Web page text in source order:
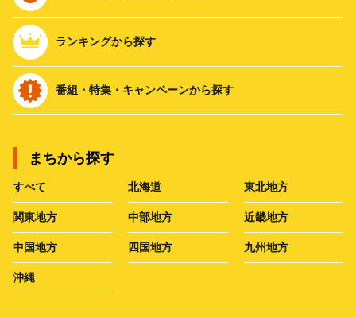
ランキングから探す
番組・特集・キャンペーンから探す
まちから探す
すべて 北海道 東北地方
関東地方 中部地方 近畿地方
中国地方 四国地方 九州地方
沖縄